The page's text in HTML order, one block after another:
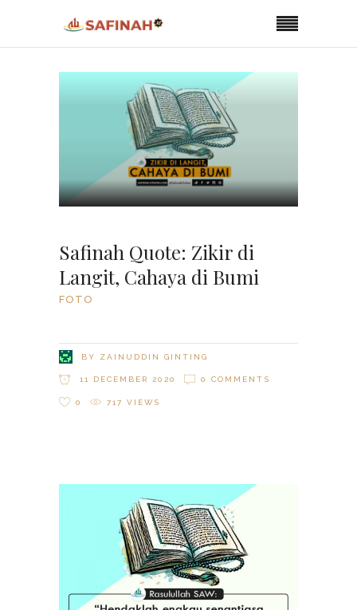
Safinah Quote: Zikir di
Langit, Cahaya di Bumi
FOTO
BY ZAINUDDIN GINTING
11 DECEMBER 2020 0 COMMENTS
0 717 VIEWS